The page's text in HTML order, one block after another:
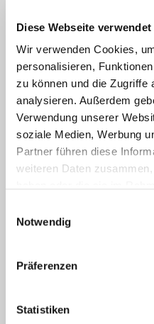
Diese Webseite
Wir verwenden Cookies,
personalisieren,
zu können und die Zugriffe
analysieren. Außerdem
Verwendung unserer
soziale Medien, Werbung
Partner führen diese
weiteren Daten
Notwendig
Präferenzen
Statistiken
In der Klinik für
und Infektiologie
der wenigen
mit angeborenen
derzeit werden über
behandelt. Zum
gehören Störungen des
Krankheiten des
Fruktoseintoleranz,